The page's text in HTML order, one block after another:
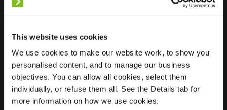
This website uses cookies
We use cookies to make our website work, to show you
personalised content, and to manage our business
objectives. You can allow all cookies, select them
individually, or refuse them all. See the Details tab for
more information on how we use cookies.
Sted
Kamperfoelie 17
7443 MA Nijverdal
Nederland
Regular Charging 2 of 2 available